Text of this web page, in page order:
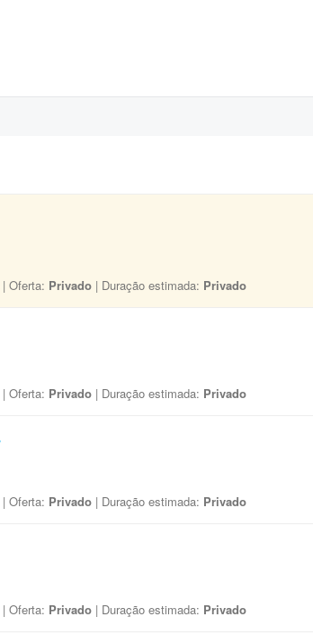
| Oferta: Privado | Duração estimada: Privado
| Oferta: Privado | Duração estimada: Privado
| Oferta: Privado | Duração estimada: Privado
| Oferta: Privado | Duração estimada: Privado